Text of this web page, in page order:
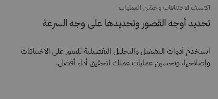
اكتشف الاختناقات وحسِّن العمليات
تحديد أوجه القصور وتحديدها على وجه السرعة
استخدم أدوات التشغيل والتحليل التفصيلية للعثور على الاختناقات
وإصلاحها، وتحسين عمليات عملك لتحقيق أداء أفضل.